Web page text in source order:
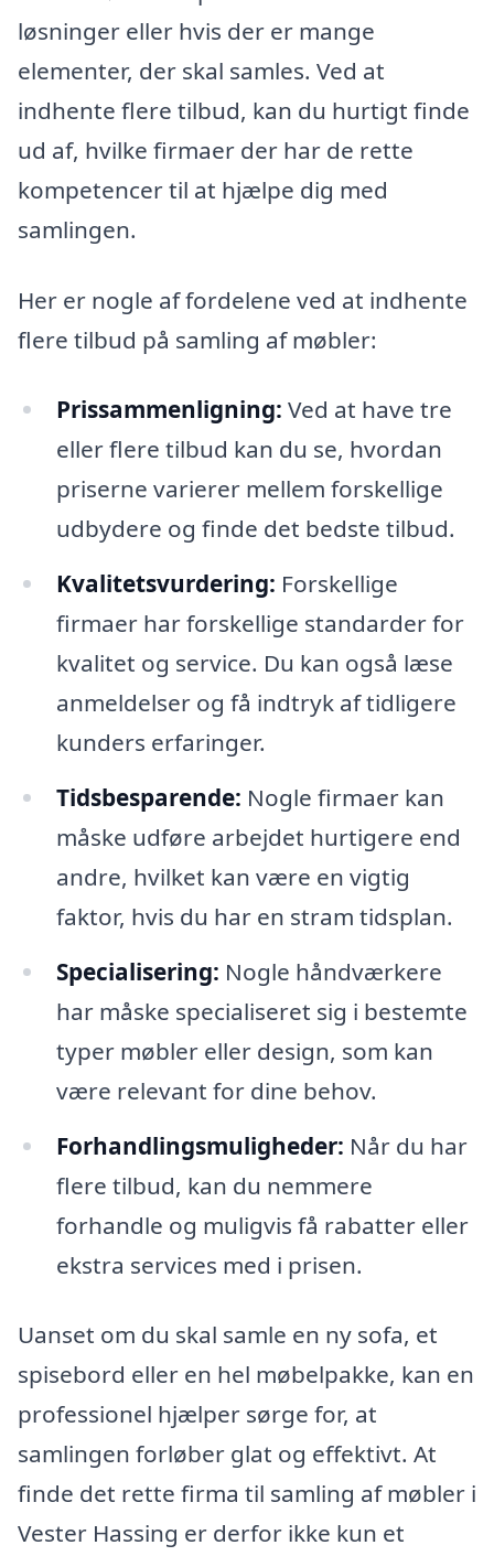
løsninger eller hvis der er mange
elementer, der skal samles. Ved at
indhente flere tilbud, kan du hurtigt finde
ud af, hvilke firmaer der har de rette
kompetencer til at hjælpe dig med
samlingen.
Her er nogle af fordelene ved at indhente
flere tilbud på samling af møbler:
Prissammenligning: Ved at have tre
eller flere tilbud kan du se, hvordan
priserne varierer mellem forskellige
udbydere og finde det bedste tilbud.
Kvalitetsvurdering: Forskellige
firmaer har forskellige standarder for
kvalitet og service. Du kan også læse
anmeldelser og få indtryk af tidligere
kunders erfaringer.
Tidsbesparende: Nogle firmaer kan
måske udføre arbejdet hurtigere end
andre, hvilket kan være en vigtig
faktor, hvis du har en stram tidsplan.
Specialisering: Nogle håndværkere
har måske specialiseret sig i bestemte
typer møbler eller design, som kan
være relevant for dine behov.
Forhandlingsmuligheder: Når du har
flere tilbud, kan du nemmere
forhandle og muligvis få rabatter eller
ekstra services med i prisen.
Uanset om du skal samle en ny sofa, et
spisebord eller en hel møbelpakke, kan en
professionel hjælper sørge for, at
samlingen forløber glat og effektivt. At
finde det rette firma til samling af møbler i
Vester Hassing er derfor ikke kun et